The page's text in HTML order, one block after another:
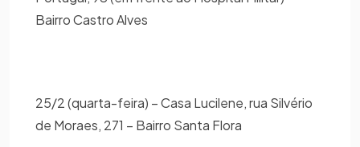
Bairro Castro Alves
25/2 (quarta-feira) – Casa Lucilene, rua Silvério
de Moraes, 271 – Bairro Santa Flora